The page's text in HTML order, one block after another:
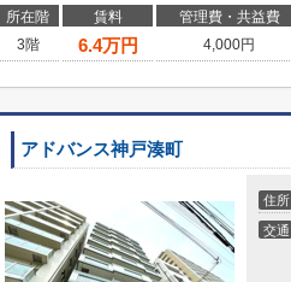
所在階 賃料 管理費・共益費
3階
6.4万円 4,000円
アドバンス神戸湊町
住所
交通